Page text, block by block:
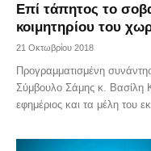
Επί τάπητος το
κοιμητηρίου του
21 Οκτωβρίου 2018
Προγραμματισμένη
Σύμβουλο Σάμης κ. Βασίλη
εφημέριος και τα μέλη του